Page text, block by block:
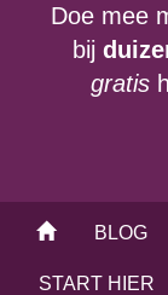
Doe mee
bij
gratis
BLOG
START HIER